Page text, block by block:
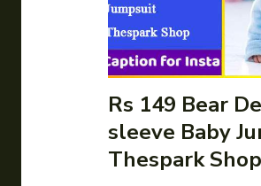
Rs 149 Bear
sleeve Baby
Thespark Shop